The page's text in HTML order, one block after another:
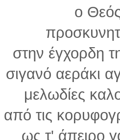
ο Θεός
στην έγχορδη
σιγανό αεράκι
μελωδίες
από τις
ως τ' άπειρο